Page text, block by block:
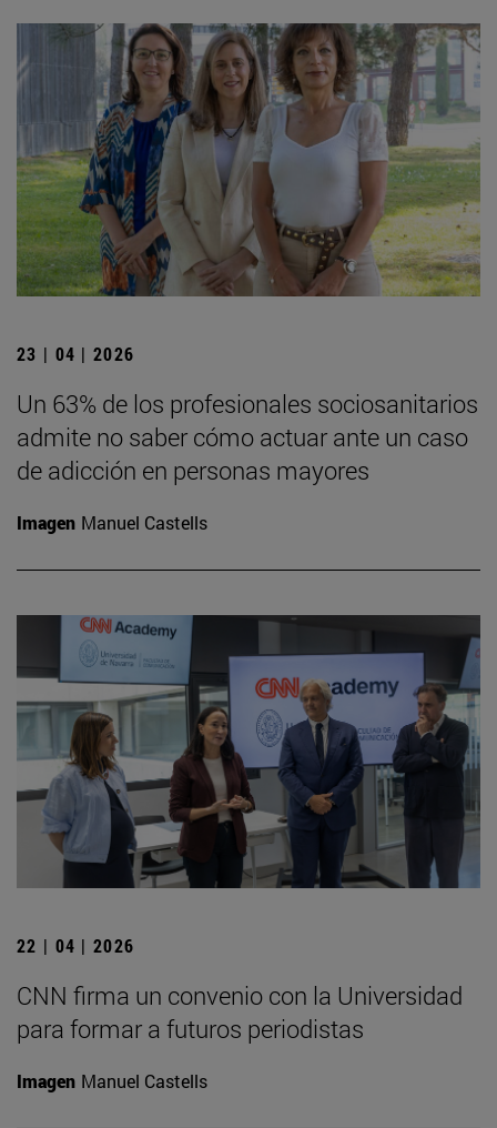
23 | 04 | 2026
Un 63% de los profesionales sociosanitarios
admite no saber cómo actuar ante un caso
de adicción en personas mayores
Imagen Manuel Castells
22 | 04 | 2026
CNN firma un convenio con la Universidad
para formar a futuros periodistas
Imagen Manuel Castells